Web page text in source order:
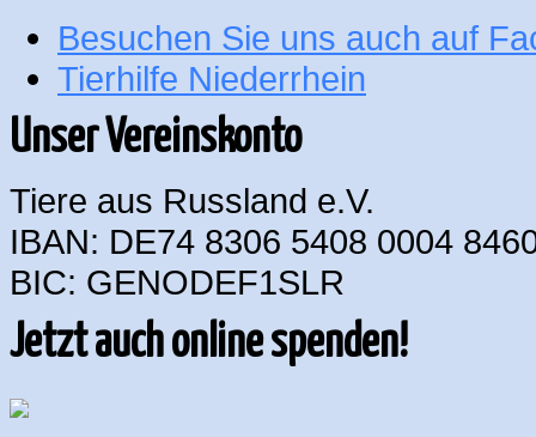
Besuchen Sie uns auch auf
Tierhilfe Niederrhein
Unser Vereinskonto
Tiere aus Russland e.V.
IBAN: DE74 8306 5408 0004
BIC: GENODEF1SLR
Jetzt auch online spenden!